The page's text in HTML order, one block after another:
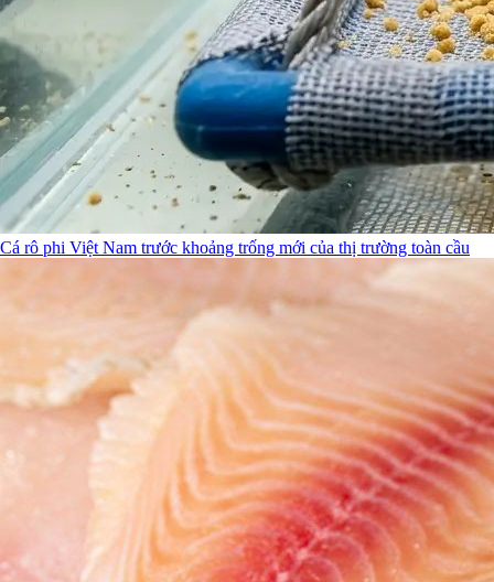
Cá rô phi Việt Nam trước khoảng trống mới của thị trường toàn cầu